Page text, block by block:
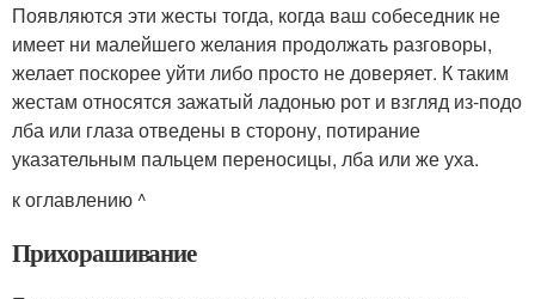
Появляются эти жесты тогда, когда ваш собеседник не
имеет ни малейшего желания продолжать разговоры,
желает поскорее уйти либо просто не доверяет. К таким
жестам относятся зажатый ладонью рот и взгляд из-подо
лба или глаза отведены в сторону, потирание
указательным пальцем переносицы, лба или же уха.
к оглавлению ^
Прихорашивание